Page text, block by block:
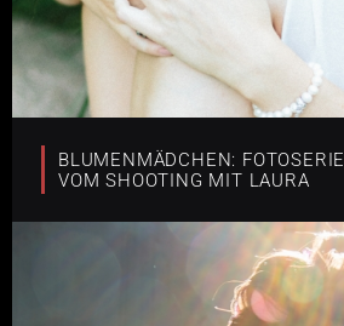
BLUMENMÄDCHEN: FOTOSERIE
VOM SHOOTING MIT LAURA